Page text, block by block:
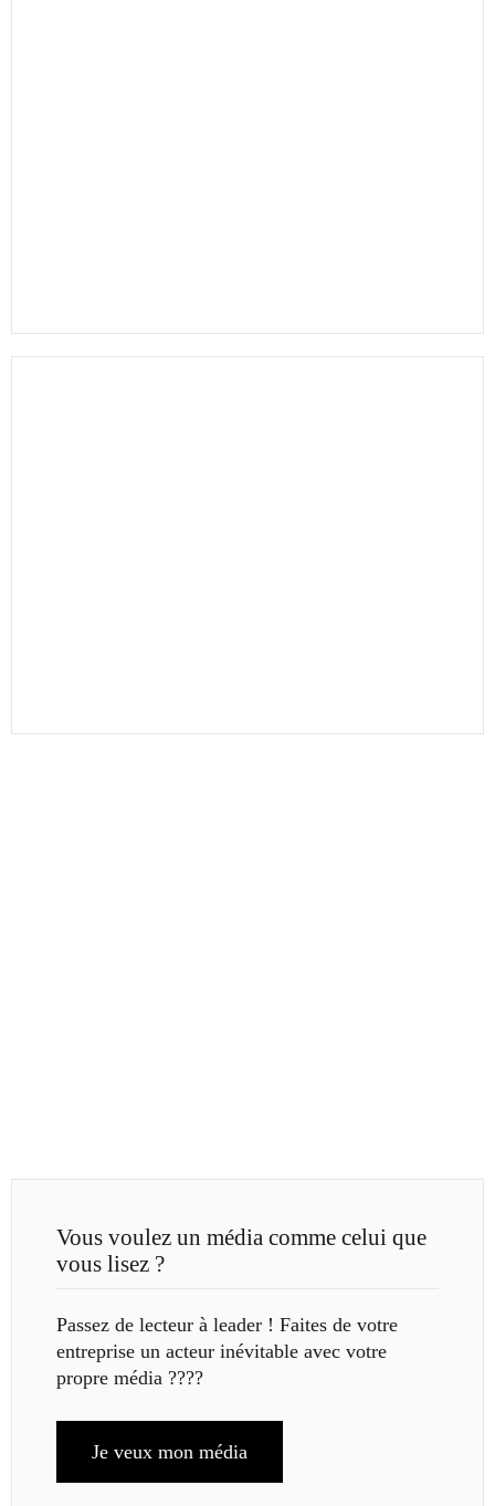
Vous voulez un média comme celui que
vous lisez ?
Passez de lecteur à leader ! Faites de votre
entreprise un acteur inévitable avec votre
propre média ????
Je veux mon média